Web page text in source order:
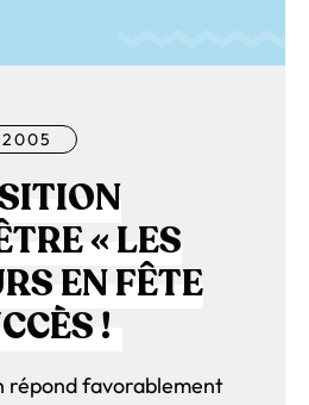
« LES
EN FÊTE
!
répond favorablement